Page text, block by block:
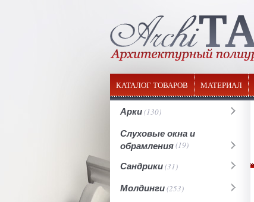
КАТАЛОГ ТОВАРОВ МАТЕРИАЛ
Арки(130)
Слуховые окна и
обрамления(19)
Сандрики(31)
Молдинги(253)